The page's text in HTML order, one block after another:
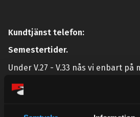
Kundtjänst telefon:
Semestertider.
Under V.27 - V.33 nås vi enbart på
under sommaren men med viss
det helt stängt.